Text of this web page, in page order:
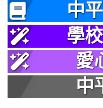
中
學
愛
中